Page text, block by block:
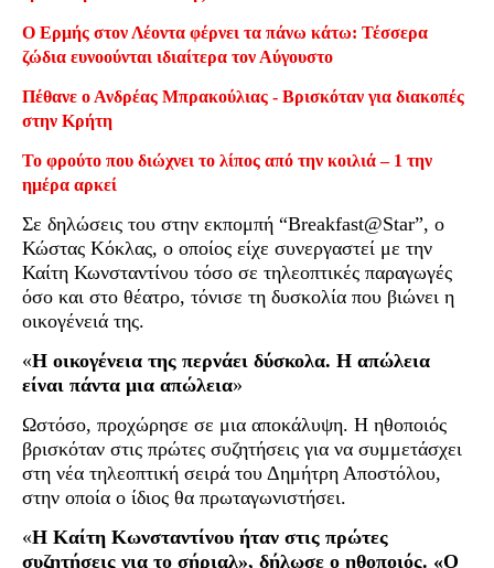
Ο Ερμής στον Λέοντα φέρνει τα πάνω κάτω: Τέσσερα
ζώδια ευνοούνται ιδιαίτερα τον Αύγουστο
Πέθανε ο Ανδρέας Μπρακούλιας - Βρισκόταν για διακοπές
στην Κρήτη
Το φρούτο που διώχνει το λίπος από την κοιλιά – 1 την
ημέρα αρκεί
Σε δηλώσεις του στην εκπομπή “Breakfast@Star”, ο
Κώστας Κόκλας, ο οποίος είχε συνεργαστεί με την
Καίτη Κωνσταντίνου τόσο σε τηλεοπτικές παραγωγές
όσο και στο θέατρο, τόνισε τη δυσκολία που βιώνει η
οικογένειά της.
«Η οικογένεια της περνάει δύσκολα. Η απώλεια
είναι πάντα μια απώλεια»
Ωστόσο, προχώρησε σε μια αποκάλυψη. Η ηθοποιός
βρισκόταν στις πρώτες συζητήσεις για να συμμετάσχει
στη νέα τηλεοπτική σειρά του Δημήτρη Αποστόλου,
στην οποία ο ίδιος θα πρωταγωνιστήσει.
«Η Καίτη Κωνσταντίνου ήταν στις πρώτες
συζητήσεις για το σήριαλ», δήλωσε ο ηθοποιός. «Ο